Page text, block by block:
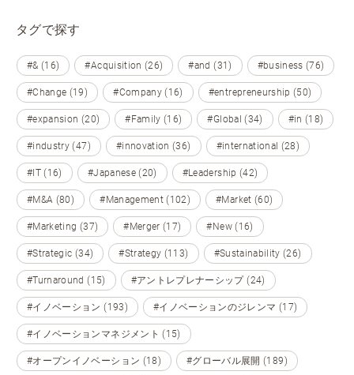
タグで探す
#& (16) #Acquisition (26) #and (31) #business (76)
#Change (19) #Company (16) #entrepreneurship (50)
#expansion (20) #Family (16) #Global (34) #in (18)
#industry (47) #innovation (36) #international (28)
#IT (16) #Japanese (20) #Leadership (42)
#M&A (80) #Management (102) #Market (60)
#Marketing (37) #Merger (17) #New (16)
#Strategic (34) #Strategy (113) #Sustainability (26)
#Turnaround (15) #アントレプレナーシップ (24)
#イノベーション (193) #イノベーションのジレンマ (17)
#イノベーションマネジメント (15)
#オープンイノベーション (18) #グローバル展開 (189)